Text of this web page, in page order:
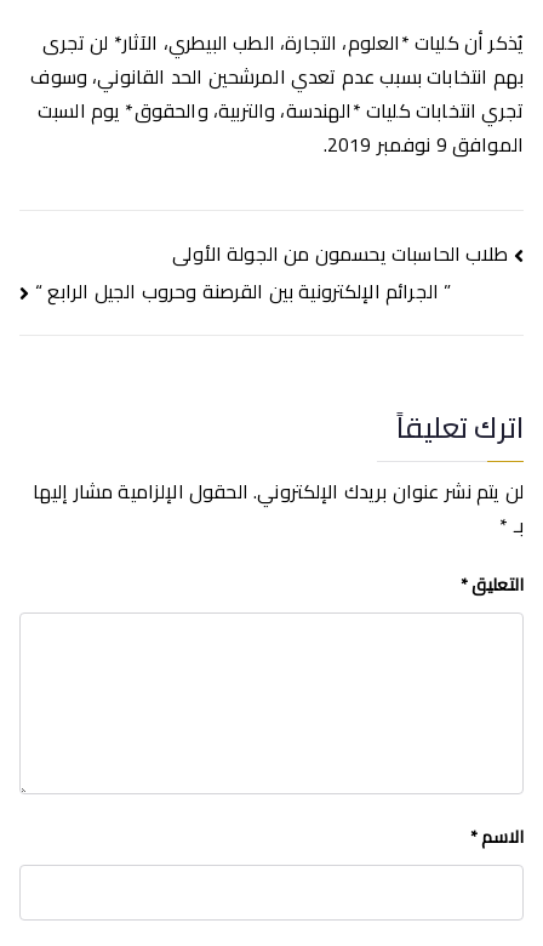
يُذكر أن كليات *العلوم، التجارة، الطب البيطري، الآثار* لن تجرى
بهم انتخابات بسبب عدم تعدي المرشحين الحد القانوني، وسوف
تجري انتخابات كليات *الهندسة، والتربية، والحقوق* يوم السبت
الموافق 9 نوفمبر 2019.
تصفّح
المقالات
طلاب الحاسبات يحسمون من الجولة الأولى
” الجرائم الإلكترونية بين القرصنة وحروب الجيل الرابع “
اترك تعليقاً
لن يتم نشر عنوان بريدك الإلكتروني. الحقول الإلزامية مشار إليها
بـ*
التعليق*
الاسم*